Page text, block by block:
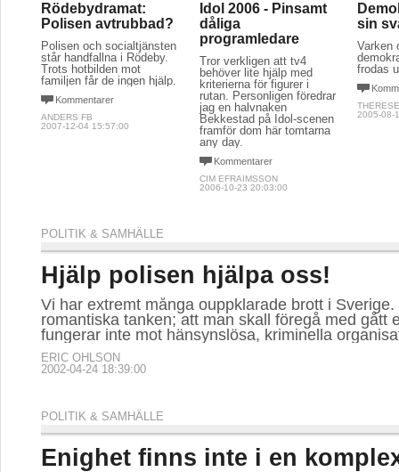
Rödebydramat:
Polisen avtrubbad?
Polisen och socialtjänsten
står handfallna i Rödeby.
Trots hotbilden mot
familjen får de ingen hjälp.
Kommentarer
ANDERS FB
2007-12-04 15:57:00
Idol 2006 - Pinsamt
dåliga
programledare
Tror verkligen att tv4
behöver lite hjälp med
kriterierna för figurer i
rutan. Personligen föredrar
jag en halvnaken
Bekkestad på Idol-scenen
framför dom här tomtarna
any day.
Kommentarer
CIM EFRAIMSSON
2006-10-23 20:03:00
sin
Varken
frodas
2005-08-
POLITIK & SAMHÄLLE
Hjälp polisen hjälpa oss!
Vi har extremt många ouppklarade brott i
romantiska tanken; att man skall föregå med gått
fungerar inte mot hänsynslösa, kriminella
ERIC OHLSON
2002-04-24 18:39:00
POLITIK & SAMHÄLLE
Enighet finns inte i en